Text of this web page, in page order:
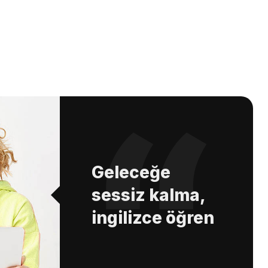
Geleceğe
sessiz kalma,
ingilizce öğren